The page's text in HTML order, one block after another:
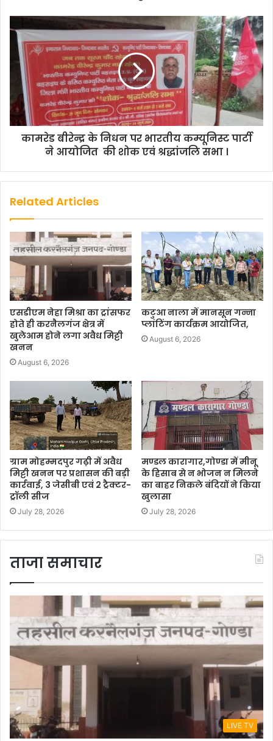
कामरेड बीरेन्द्र के निधन पर भारतीय कम्यूनिस्ट पार्टी
ने आयोजित की शोक एवं श्रद्धांजलि सभा ।
Related Articles
एसडीएम नेहा मिश्रा का ट्रांसफर
होते ही करनैलगंज क्षेत्र में
खुलेआम होने लगा अवैध मिट्टी
खनन
August 6, 2026
कटुआ नाला में मानसून गन्ना
प्लांटिंग कार्यक्रम आयोजित,
August 6, 2026
ग्राम मोहम्मदपुर गढ़ी में अवैध
मिट्टी खनन पर प्रशासन की बड़ी
कार्रवाई, 3 जेसीबी एवं 2 ट्रैक्टर-
ट्रॉली सीज
July 28, 2026
मण्डल कारागार,गोण्डा में मीनू
के हिसाब से न भोजन न मिलने
का बाहर निकले बंदियों ने किया
खुलासा
July 28, 2026
ताजा समाचार
LIVE TV